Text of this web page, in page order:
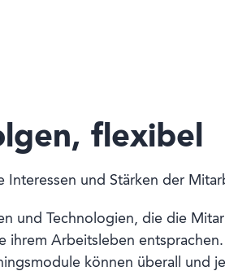
flexibel
und Stärken der
und Technologien, die die
Arbeitsleben
können überall und